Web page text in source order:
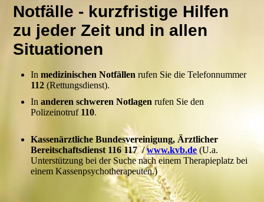
Notfälle - kurzfristige Hilfen
zu jeder Zeit und in allen
Situationen
In medizinischen Notfällen rufen Sie die Telefonnummer
112 (Rettungsdienst).
Inanderen schweren Notlagen rufen Sie den
Polizeinotruf 110.
Kassenärztliche Bundesvereinigung, Ärztlicher
Bereitschaftsdienst 116 117 /www.kvb.de (U.a.
Unterstützung bei der Suche nach einem Therapieplatz bei
einem Kassenpsychotherapeuten.)